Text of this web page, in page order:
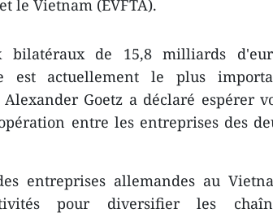
le Vietnam (EVFTA).
bilatéraux de 15,8 milliards
est actuellement le plus
Goetz a déclaré espérer
entre les entreprises des
entreprises allemandes au
pour diversifier les